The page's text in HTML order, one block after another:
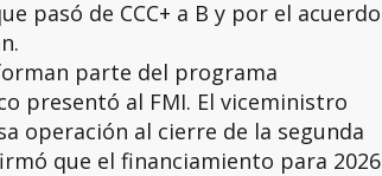
pasó de CCC+ a B y por el acuerdo
parte del programa
presentó al FMI. El viceministro
operación al cierre de la segunda
que el financiamiento para 2026